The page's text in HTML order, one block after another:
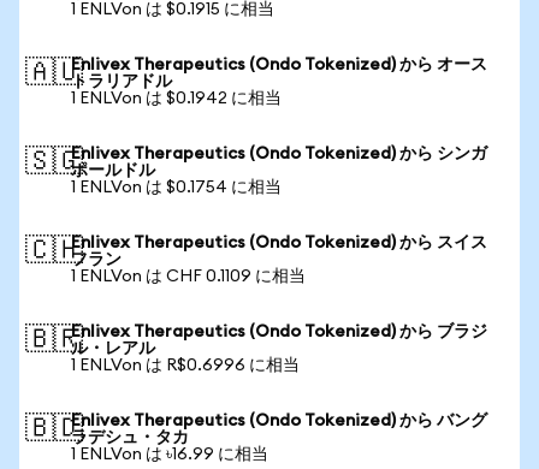
1 ENLVon は $0.1915 に相当
🇦🇺Enlivex Therapeutics (Ondo Tokenized) から オース
トラリアドル
1 ENLVon は $0.1942 に相当
🇸🇬Enlivex Therapeutics (Ondo Tokenized) から シンガ
ポールドル
1 ENLVon は $0.1754 に相当
🇨🇭Enlivex Therapeutics (Ondo Tokenized) から スイス
フラン
1 ENLVon は CHF 0.1109 に相当
🇧🇷Enlivex Therapeutics (Ondo Tokenized) から ブラジ
ル・レアル
1 ENLVon は R$0.6996 に相当
🇧🇩Enlivex Therapeutics (Ondo Tokenized) から バング
ラデシュ・タカ
1 ENLVon は ৳16.99 に相当